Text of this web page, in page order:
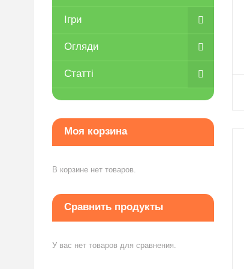
Ігри
Огляди
Статті
Моя корзина
В корзине нет товаров.
Сравнить продукты
У вас нет товаров для сравнения.